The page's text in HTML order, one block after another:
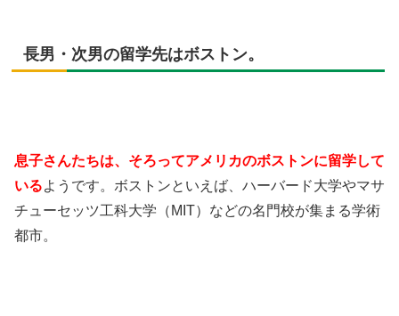
長男・次男の留学先はボストン。
息子さんたちは、そろってアメリカのボストンに留学して
いるようです。ボストンといえば、ハーバード大学やマサ
チューセッツ工科大学（MIT）などの名門校が集まる学術
都市。